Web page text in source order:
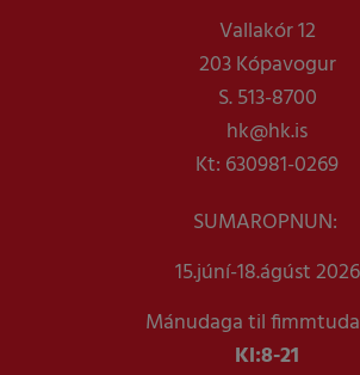
Vallakór 12
203 Kópavogur
S. 513-8700
hk@hk.is
Kt: 630981-0269
SUMAROPNUN:
15.júní-18.ágúst 2026
Mánudaga til
Kl:8-21